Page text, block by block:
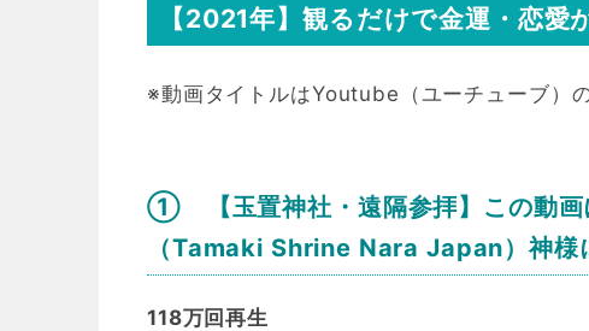
【2021年】観るだけで金運・恋
※動画タイトルはYoutube（ユーチューブ）
① 【玉置神社・遠隔参拝】この動画
（Tamaki Shrine Nara Japan）神様
118万回再生